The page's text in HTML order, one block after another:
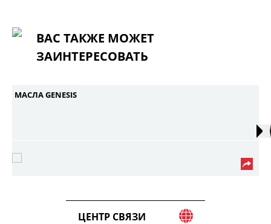
ВАС ТАКЖЕ МОЖЕТ
ЗАИНТЕРЕСОВАТЬ
МАСЛА GENESIS
ЦЕНТР СВЯЗИ